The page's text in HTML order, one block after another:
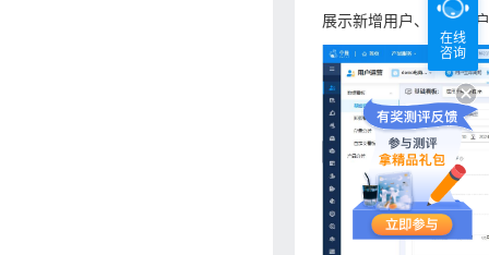
展示新增用户、活跃用
在线
咨询